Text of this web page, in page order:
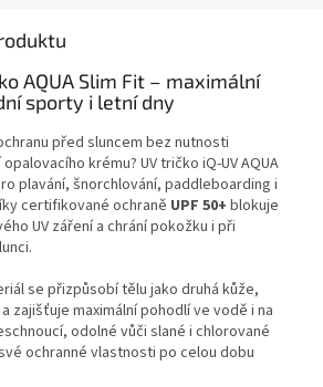
AQUA Slim Fit – maximální
sporty i letní dny
před sluncem bez nutnosti
krému? UV tričko iQ-UV AQUA
plavání, šnorchlování, paddleboarding i
certifikované ochraně UPF 50+ blokuje
UV záření a chrání pokožku i při
se přizpůsobí tělu jako druhá kůže,
zajišťuje maximální pohodlí ve vodě i na
odolné vůči slané i chlorované
ochranné vlastnosti po celou dobu